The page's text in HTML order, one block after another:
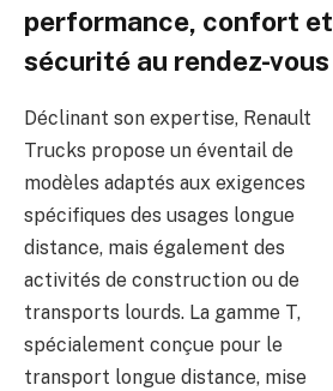
performance, confort et
sécurité au rendez-vous
Déclinant son expertise, Renault
Trucks propose un éventail de
modèles adaptés aux exigences
spécifiques des usages longue
distance, mais également des
activités de construction ou de
transports lourds. La gamme T,
spécialement conçue pour le
transport longue distance, mise